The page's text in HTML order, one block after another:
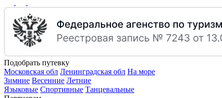
Подобрать путевку
Московская обл Ленинградская обл На море
Зимние Весенние Летние
Языковые Спортивные Танцевальные